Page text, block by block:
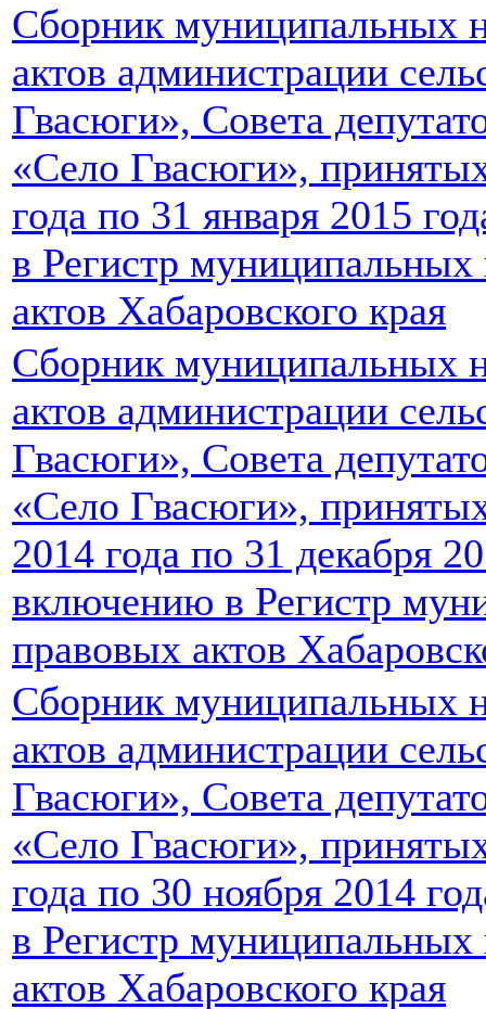
Сборник муниципальных
актов администрации
Гвасюги», Совета
«Село Гвасюги»,
года по 31 января 2015
в Регистр
актов Хабаровского края
Сборник муниципальных
актов администрации
Гвасюги», Совета
«Село Гвасюги»,
2014 года по 31 декабря
включению в Регистр
правовых актов
Сборник муниципальных
актов администрации
Гвасюги», Совета
«Село Гвасюги»,
года по 30 ноября 2014
в Регистр
актов Хабаровского края